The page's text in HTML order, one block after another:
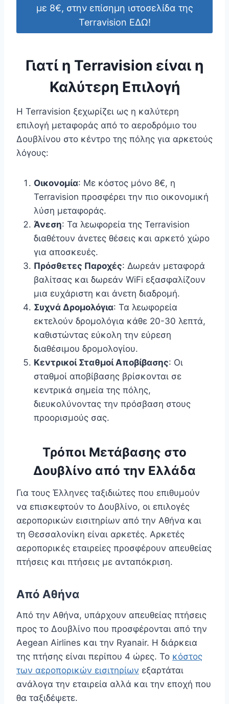
με 8€, στην επίσημη ιστοσελίδα της
Terravision ΕΔΩ!
Γιατί η Terravision είναι η
Καλύτερη Επιλογή
Η Terravision ξεχωρίζει ως η καλύτερη
επιλογή μεταφοράς από το αεροδρόμιο του
Δουβλίνου στο κέντρο της πόλης για αρκετούς
λόγους:
Οικονομία: Με κόστος μόνο 8€, η
Terravision προσφέρει την πιο οικονομική
λύση μεταφοράς.
Άνεση: Τα λεωφορεία της Terravision
διαθέτουν άνετες θέσεις και αρκετό χώρο
για αποσκευές.
Πρόσθετες Παροχές: Δωρεάν μεταφορά
βαλίτσας και δωρεάν WiFi εξασφαλίζουν
μια ευχάριστη και άνετη διαδρομή.
Συχνά Δρομολόγια: Τα λεωφορεία
εκτελούν δρομολόγια κάθε 20-30 λεπτά,
καθιστώντας εύκολη την εύρεση
διαθέσιμου δρομολογίου.
Κεντρικοί Σταθμοί Αποβίβασης: Οι
σταθμοί αποβίβασης βρίσκονται σε
κεντρικά σημεία της πόλης,
διευκολύνοντας την πρόσβαση στους
προορισμούς σας.
Τρόποι Μετάβασης στο
Δουβλίνο από την Ελλάδα
Για τους Έλληνες ταξιδιώτες που επιθυμούν
να επισκεφτούν το Δουβλίνο, οι επιλογές
αεροπορικών εισιτηρίων από την Αθήνα και
τη Θεσσαλονίκη είναι αρκετές. Αρκετές
αεροπορικές εταιρείες προσφέρουν απευθείας
πτήσεις και πτήσεις με ανταπόκριση.
Από Αθήνα
Από την Αθήνα, υπάρχουν απευθείας πτήσεις
προς το Δουβλίνο που προσφέρονται από την
Aegean Airlines και την Ryanair. Η διάρκεια
της πτήσης είναι περίπου 4 ώρες. Το κόστος
των αεροπορικών εισιτηρίων εξαρτάται
ανάλογα την εταιρεία αλλά και την εποχή που
θα ταξιδέψετε.